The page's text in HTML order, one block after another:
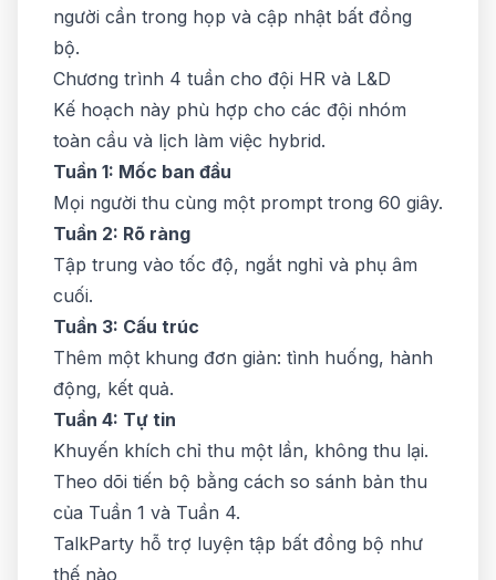
người cần trong họp và cập nhật bất đồng
bộ.
Chương trình 4 tuần cho đội HR và L&D
Kế hoạch này phù hợp cho các đội nhóm
toàn cầu và lịch làm việc hybrid.
Tuần 1: Mốc ban đầu
Mọi người thu cùng một prompt trong 60 giây.
Tuần 2: Rõ ràng
Tập trung vào tốc độ, ngắt nghỉ và phụ âm
cuối.
Tuần 3: Cấu trúc
Thêm một khung đơn giản: tình huống, hành
động, kết quả.
Tuần 4: Tự tin
Khuyến khích chỉ thu một lần, không thu lại.
Theo dõi tiến bộ bằng cách so sánh bản thu
của Tuần 1 và Tuần 4.
TalkParty hỗ trợ luyện tập bất đồng bộ như
thế nào